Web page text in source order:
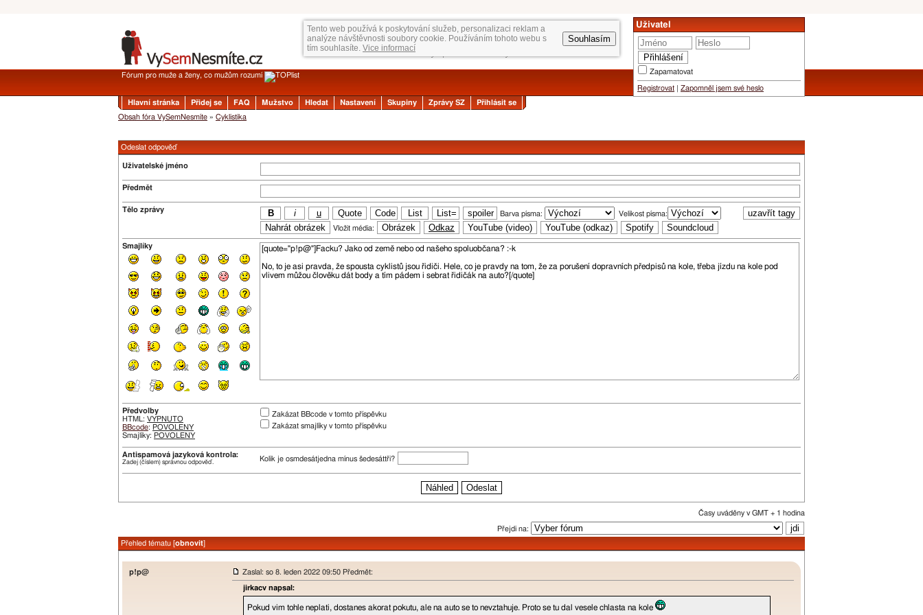
Tento web používá k poskytování služeb, personalizaci reklam a
analýze návštěvnosti soubory cookie. Používáním tohoto webu s
tím souhlasíte. Vice informací
Souhlasím
Uživatel
Zapamatovat
Registrovat Zapomněl jsem své heslo
Fórum pro muže a ženy, co mužům rozumí
Hlavní stránka Přidej se FAQ Mužstvo Hledat Nastavení Skupiny Zprávy SZ
Přihlásit se
Obsah fóra VySemNesmíte » Cyklistika
Odeslat odpověď
Uživatelské jméno
Předmět
Tělo zprávy
Barva písma:
Velikost písma:
Vložit média:
Smajlíky
Předvolby
HTML: VYPNUTO
BBcode: POVOLENY
Smajlíky: POVOLENY
Zakázat BBcode v tomto příspěvku
Zakázat smajlíky v tomto příspěvku
Antispamová jazyková kontrola:
Zadej (číslem) správnou odpověď. Kolik je osmdesátjedna mínus šedesáttři?
Časy uváděny v GMT + 1 hodina
Přejdi na:
Přehled tématu [obnovit]
p!p@ Zaslal: so 8. leden 2022 09:50 Předmět:
jirkacv napsal:
Pokud vim tohle neplati, dostanes akorat pokutu, ale na auto se to nevztahuje. Proto se tu dal vesele chlasta na kole